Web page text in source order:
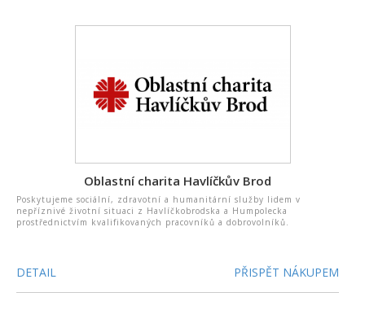
Oblastní charita Havlíčkův Brod
Poskytujeme sociální, zdravotní a humanitární služby lidem v
nepříznivé životní situaci z Havlíčkobrodska a Humpolecka
prostřednictvím kvalifikovaných pracovníků a dobrovolníků.
DETAIL PŘISPĚT NÁKUPEM